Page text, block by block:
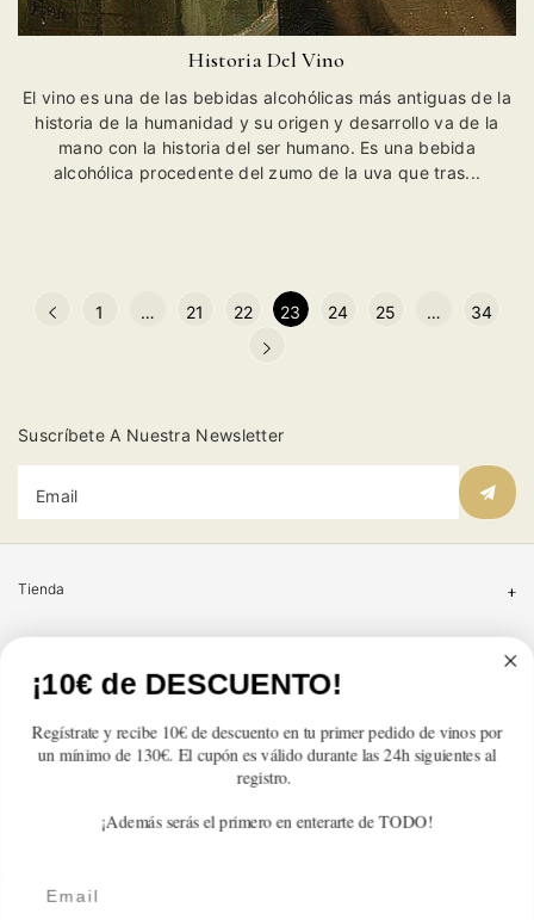
Historia Del Vino
El vino es una de las bebidas alcohólicas más antiguas de la
historia de la humanidad y su origen y desarrollo va de la
mano con la historia del ser humano. Es una bebida
alcohólica procedente del zumo de la uva que tras...
1 … 21 22 23 24 25 … 34
Suscríbete A Nuestra Newsletter
Email
Tienda
Información
¡10€ de DESCUENTO!
Regístrate y recibe 10€ de descuento en tu primer pedido de vinos por
un mínimo de 130€. El cupón es válido durante las 24h siguientes al
registro.
¡Además serás el primero en enterarte de TODO!